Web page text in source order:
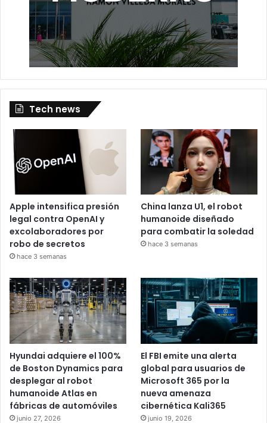
Tech news
Apple intensifica presión
legal contra OpenAI y
excolaboradores por
robo de secretos
hace 3 semanas
China lanza U1, el robot
humanoide diseñado
para combatir la soledad
hace 3 semanas
Hyundai adquiere el 100%
de Boston Dynamics para
desplegar al robot
humanoide Atlas en
fábricas de automóviles
junio 27, 2026
El FBI emite una alerta
global para usuarios de
Microsoft 365 por la
nueva amenaza
cibernética Kali365
junio 19, 2026